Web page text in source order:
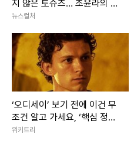
지 않은 토슈즈… 조윤라의 시
간은 아직 현재형
뉴스컬처
‘오디세이’ 보기 전에 이건 무
조건 알고 가세요, ‘핵심 정보’
7가지 (+오디세이 쿠키 유무
위키트리